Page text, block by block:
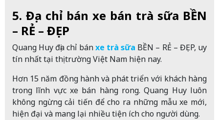
5. Địa chỉ bán xe bán trà sữa BỀN
– RẺ – ĐẸP
Quang Huy địa chỉ bánxe trà sữa BỀN – RẺ – ĐẸP, uy
tín nhất tại thị trường Việt Nam hiện nay.
Hơn 15 năm đồng hành và phát triển với khách hàng
trong lĩnh vực xe bán hàng rong. Quang Huy luôn
không ngừng cải tiến để cho ra những mẫu xe mới,
hiện đại và mang lại nhiều tiện ích cho người dùng.